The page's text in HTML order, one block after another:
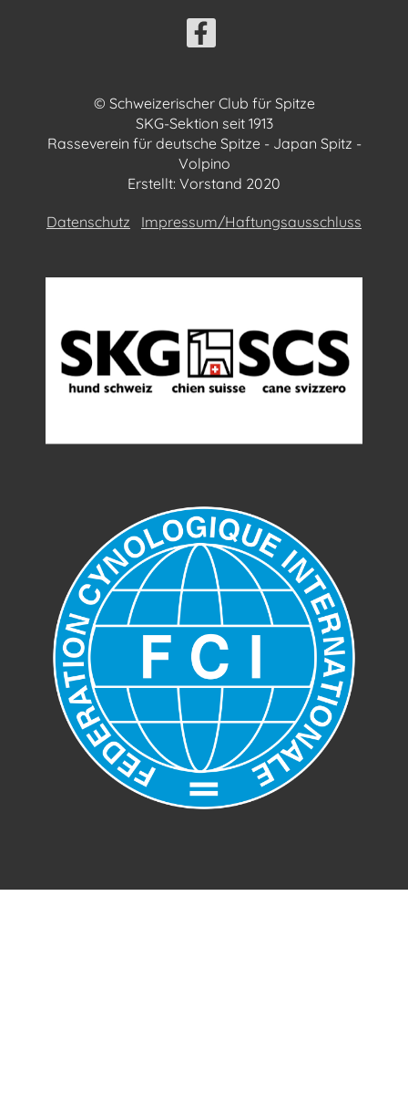
© Schweizerischer Club für Spitze
SKG-Sektion seit 1913
Rasseverein für deutsche Spitze - Japan Spitz -
Volpino
Erstellt: Vorstand 2020
Datenschutz Impressum/Haftungsausschluss